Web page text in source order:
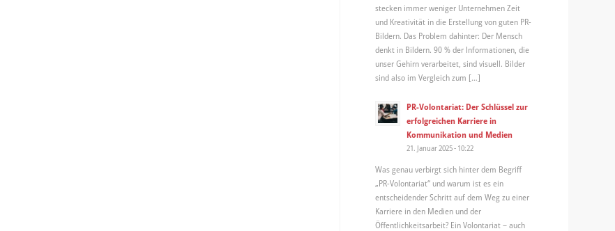
stecken immer weniger Unternehmen Zeit
und Kreativität in die Erstellung von guten PR-
Bildern. Das Problem dahinter: Der Mensch
denkt in Bildern. 90 % der Informationen, die
unser Gehirn verarbeitet, sind visuell. Bilder
sind also im Vergleich zum […]
PR-Volontariat: Der Schlüssel zur
erfolgreichen Karriere in
Kommunikation und Medien
21. Januar 2025 - 10:22
Was genau verbirgt sich hinter dem Begriff
„PR-Volontariat“ und warum ist es ein
entscheidender Schritt auf dem Weg zu einer
Karriere in den Medien und der
Öffentlichkeitsarbeit? Ein Volontariat – auch